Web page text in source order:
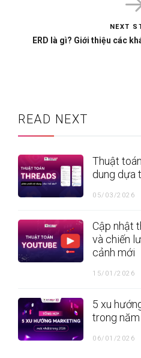
NEXT
ERD là gì? Giới thiệu các
READ NEXT
Thuật
dung dựa
05/03/2026
Cập nhật
và chiến
cảnh mới
15/01/2026
5 xu
trong
06/01/2026